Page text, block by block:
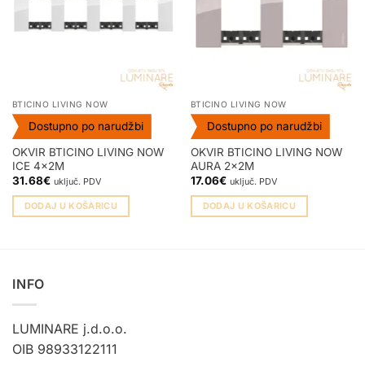
BTICINO LIVING NOW
Dostupno po narudžbi
OKVIR BTICINO LIVING NOW
ICE 4x2M
31.68€ uključ. PDV
DODAJ U KOŠARICU
BTICINO LIVING NOW
Dostupno po narudžbi
OKVIR BTICINO LIVING NOW
AURA 2x2M
17.06€ uključ. PDV
DODAJ U KOŠARICU
INFO
LUMINARE j.d.o.o.
OIB 98933122111